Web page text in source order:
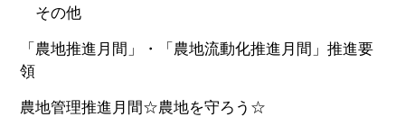
その他
「農地推進月間」・「農地流動化推進月間」推進要
領
農地管理推進月間☆農地を守ろう☆